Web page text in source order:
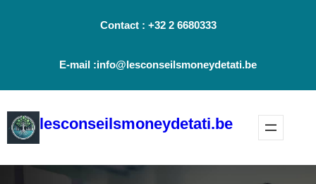
Contact : +32 2 6680333
E-mail :info@lesconseilsmoneydetati.be
lesconseilsmoneydetati.be